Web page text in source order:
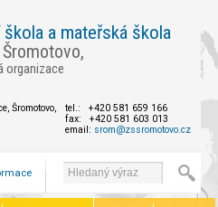
škola a mateřská škola
organizace
Šromotovo,
tel.: +420 581 659 166
fax: +420 581 603 013
email: srom@zssromotovo.cz